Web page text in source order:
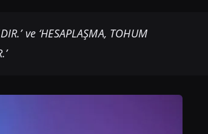
ve ‘HESAPLAŞMA, TOHUM